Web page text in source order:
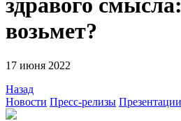
здравого
возьмет?
17 июня 2022
Назад
Новости Пресс-релизы Презентации